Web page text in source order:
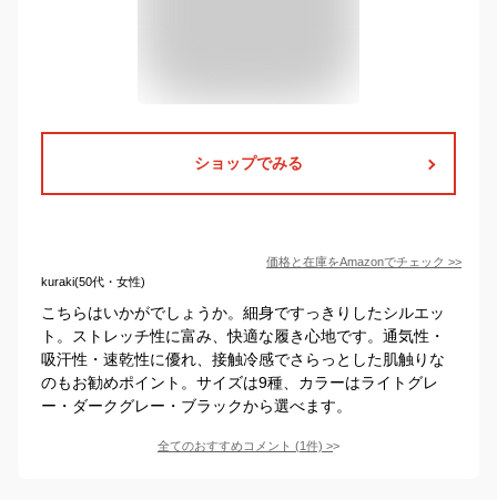
ショップでみる
価格と在庫をAmazonでチェック >>
kuraki(50代・女性)
こちらはいかがでしょうか。細身ですっきりしたシルエッ
ト。ストレッチ性に富み、快適な履き心地です。通気性・
吸汗性・速乾性に優れ、接触冷感でさらっとした肌触りな
のもお勧めポイント。サイズは9種、カラーはライトグレ
ー・ダークグレー・ブラックから選べます。
全てのおすすめコメント (1件) >